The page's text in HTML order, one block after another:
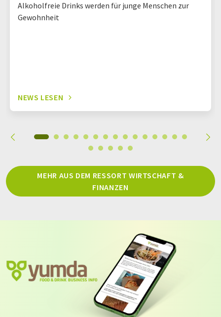
Alkoholfreie Drinks werden für junge Menschen zur
Gewohnheit
NEWS LESEN
MEHR AUS DEM RESSORT WIRTSCHAFT &
FINANZEN